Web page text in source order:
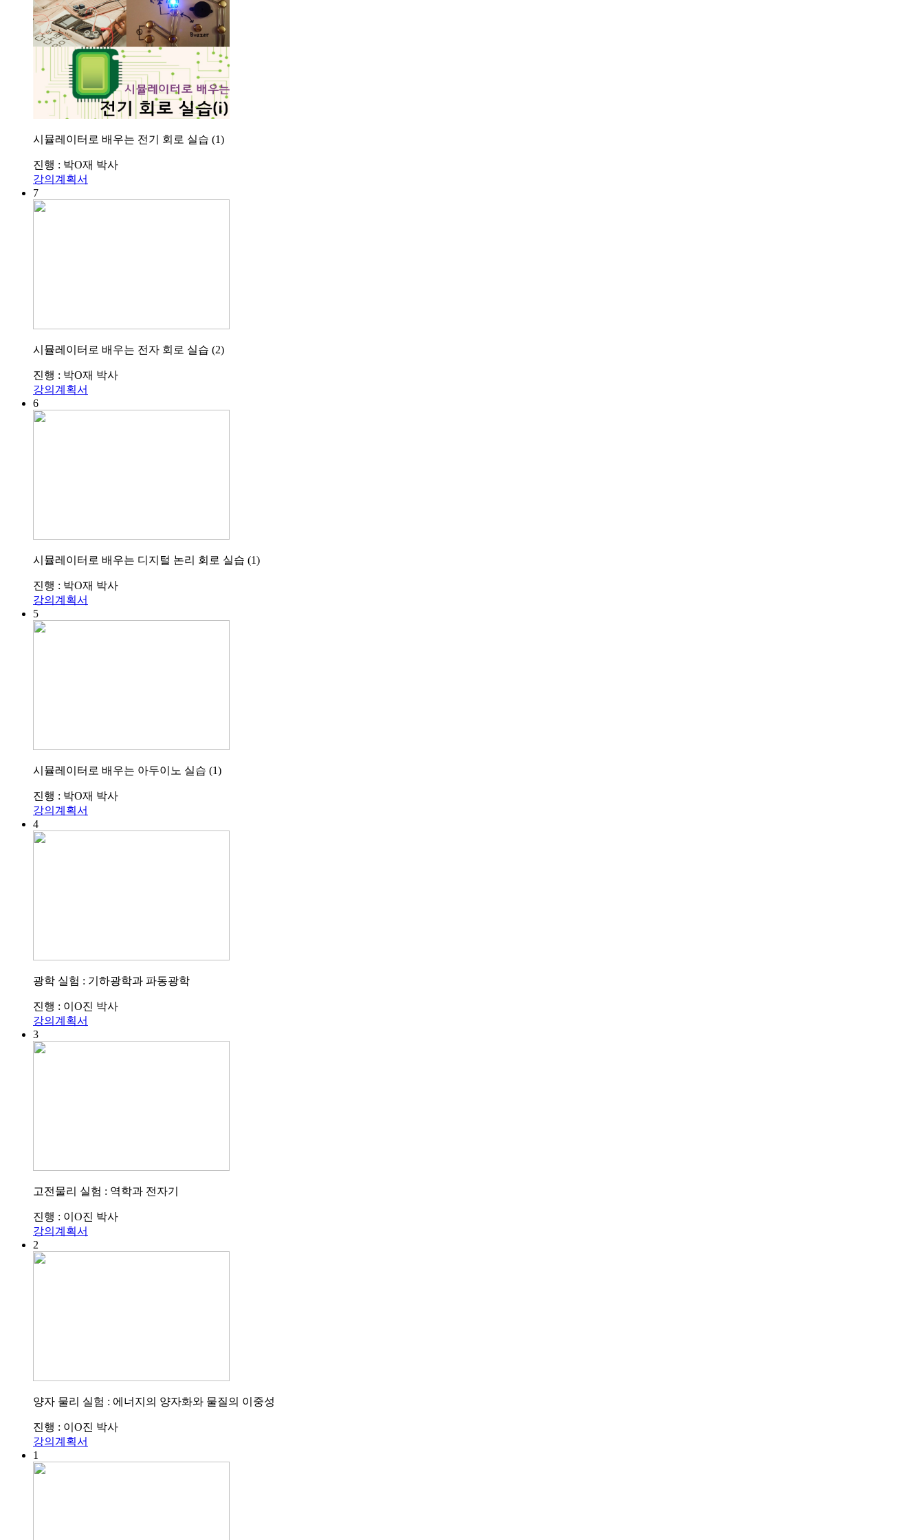
시뮬레이터로 배우는 전기 회로 실습 (1)
진행 : 박O재 박사
강의계획서
7
시뮬레이터로 배우는 전자 회로 실습 (2)
진행 : 박O재 박사
강의계획서
6
시뮬레이터로 배우는 디지털 논리 회로 실습 (1)
진행 : 박O재 박사
강의계획서
5
시뮬레이터로 배우는 아두이노 실습 (1)
진행 : 박O재 박사
강의계획서
4
광학 실험 : 기하광학과 파동광학
진행 : 이O진 박사
강의계획서
3
고전물리 실험 : 역학과 전자기
진행 : 이O진 박사
강의계획서
2
양자 물리 실험 : 에너지의 양자화와 물질의 이중성
진행 : 이O진 박사
강의계획서
1